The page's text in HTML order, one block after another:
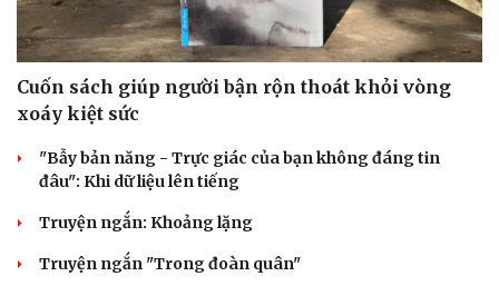
Cuốn sách giúp người bận rộn thoát khỏi vòng
xoáy kiệt sức
"Bẫy bản năng - Trực giác của bạn không đáng tin
đâu": Khi dữ liệu lên tiếng
Truyện ngắn: Khoảng lặng
Truyện ngắn "Trong đoàn quân"